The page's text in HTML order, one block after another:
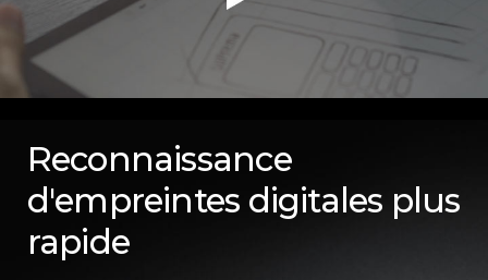
Reconnaissance
d'empreintes digitales plus
rapide